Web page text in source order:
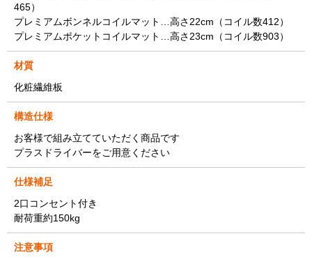
465）
プレミアムボンネルコイルマット…高さ22cm（コイル数412）
プレミアムポケットコイルマット…高さ23cm（コイル数903）
材質
化粧繊維板
構造仕様
お客様で組み立てていただく商品です
プラスドライバーをご用意ください
仕様補足
2口コンセント付き
耐荷重約150kg
注意事項